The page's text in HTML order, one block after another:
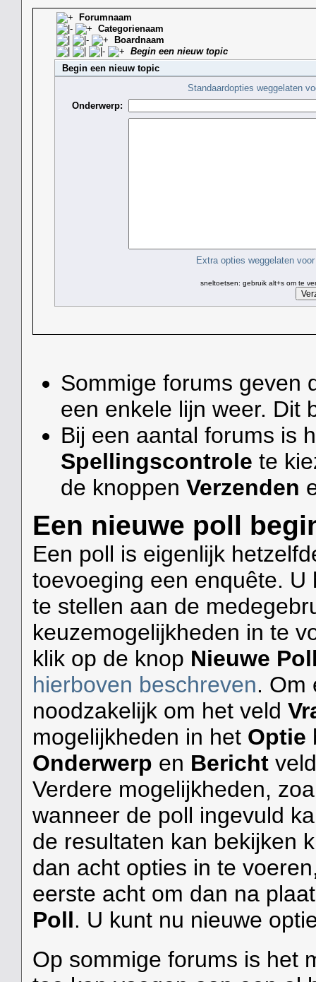
Forumnaam
Categorienaam
Boardnaam
Begin een nieuw topic
Begin een nieuw topic
Standaardopties weggelaten
Onderwerp:
Extra opties weggelaten
sneltoetsen: gebruik alt+s om te
Sommige forums geven
een enkele lijn weer. Dit
Bij een aantal forums is
Spellingscontrole te
de knoppen Verzenden
Een nieuwe poll
Een poll is eigenlijk
toevoeging een enquête.
te stellen aan de
keuzemogelijkheden in te
klik op de knop Nieuwe
hierboven beschreven. Om
noodzakelijk om het veld
mogelijkheden in het Optie
Onderwerp en Bericht
Verdere mogelijkheden,
wanneer de poll ingevuld
de resultaten kan bekijken
dan acht opties in te
eerste acht om dan na
Poll. U kunt nu nieuwe
Op sommige forums is het